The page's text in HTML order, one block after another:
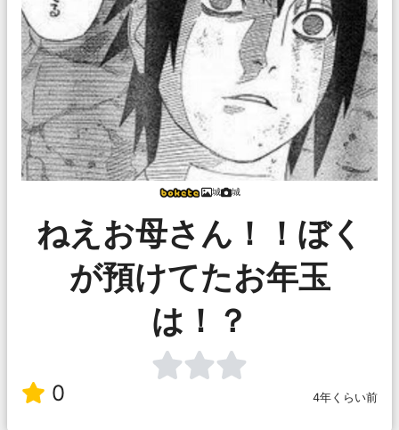
城 城
ねえお母さん！！ぼく
が預けてたお年玉
は！？
0 4年くらい前